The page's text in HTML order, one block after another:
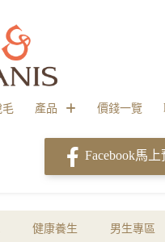
毛 產品 價錢一覽
Facebook馬上
健康養生 男生專區